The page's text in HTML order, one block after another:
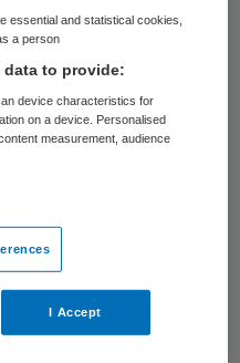
de stemming voor
actie.
Amerikaanse
is. Daarmee werd
de verkiezingen
Mitt
essential and statistical cookies,
a person
data to provide:
device characteristics for
on a device. Personalised
measurement, audience
I Accept